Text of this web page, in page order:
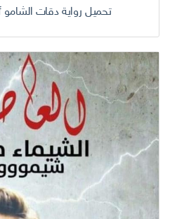
تحميل رواية دقات الشامو pdf كاملة برابط واحد